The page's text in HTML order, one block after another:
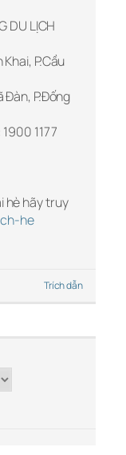
DU LỊCH
P.Cầu
Đàn, P.Đống
1177
hè hãy truy
he
Trích dẫn